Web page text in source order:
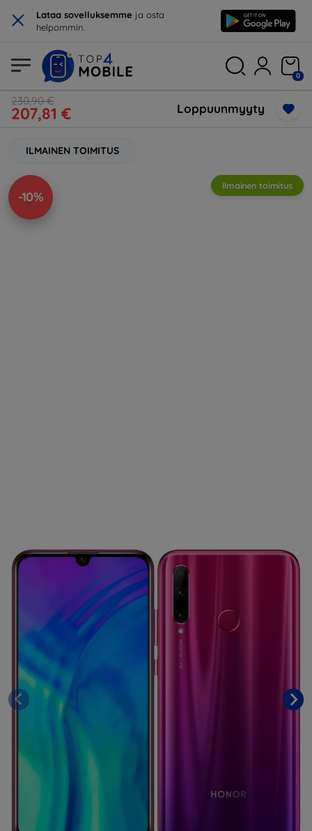
× Lataa sovelluksemme ja osta
helpommin.
0
230,90 €
207,81 € Loppuunmyyty
ILMAINEN TOIMITUS
-10%
Ilmainen toimitus